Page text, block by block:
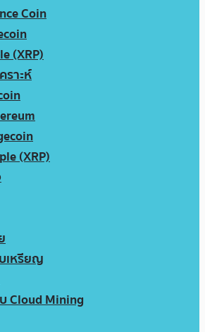
Coin
(XRP)
ราะห์
(XRP)
เหรียญ
Cloud Mining